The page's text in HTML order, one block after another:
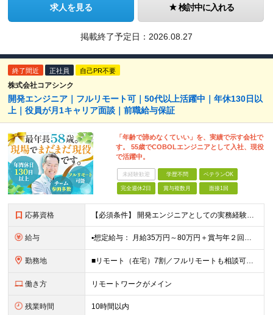
求人を見る 検討中に入れる
掲載終了予定日： 2026.08.27
終了間近 正社員 自己PR不要
株式会社コアシンク
開発エンジニア｜フルリモート可｜50代以上活躍中｜年休130日以
上｜役員が月1キャリア面談｜前職給与保証
「年齢で諦めなくていい」を、実績で示す会社で
す。 55歳でCOBOLエンジニアとして入社、現役
で活躍中。
未経験歓迎 学歴不問 ベテランOK
完全週休2日 賞与複数月 面接1回
応募資格 【必須条件】 開発エンジニアとしての実務経験をお持ちの方 （言語・業界・学歴は不問。ブランクがあっても大丈夫です） 【歓迎する方】 ・40〜50代の方 【こんな思いの方を、特に歓迎します】 「もう
給与 ▪️想定給与： 月給35万円～80万円＋賞与年２回＋各種手当 ★前職の給与額は保証します！ 【手当一覧】 ■住宅手当 ■交通費 ■時間外手当 ※月給は経験・スキルを考慮し決定。 ※月給には固定残
勤務地 ■リモート（在宅）7割／フルリモートも相談可能 ■一都三県を中心に各地のプロジェクト先 ※プロジェクトは本人の希望を最大限考慮し相談のうえで決定 ※転居を伴う転勤なし 【本社】 東京都千代田区外神田
働き方 リモートワークがメイン
残業時間 10時間以内